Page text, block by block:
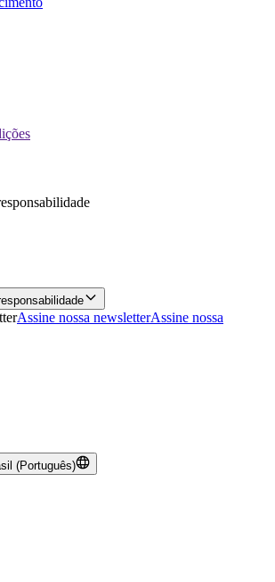
Assine nossa newsletterAssine nossa
(Português)